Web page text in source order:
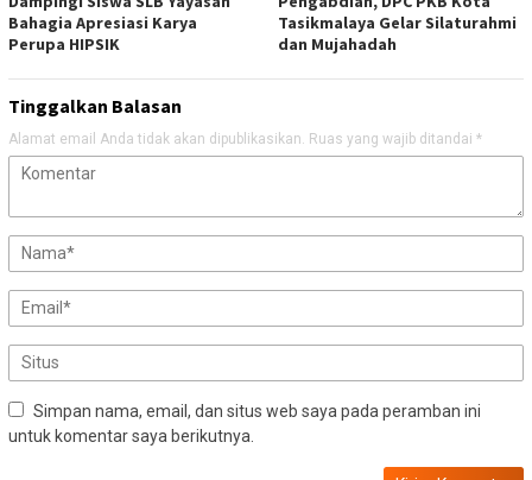
Bahagia Apresiasi Karya
Perupa HIPSIK
Tasikmalaya Gelar Silaturahmi
dan Mujahadah
Tinggalkan Balasan
Alamat email Anda tidak akan dipublikasikan. Ruas yang wajib ditandai *
Simpan nama, email, dan situs web saya pada peramban ini
untuk komentar saya berikutnya.